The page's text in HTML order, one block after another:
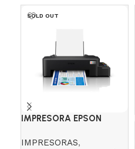
SOLD OUT
IMPRESORA EPSON
IMPRESORAS,